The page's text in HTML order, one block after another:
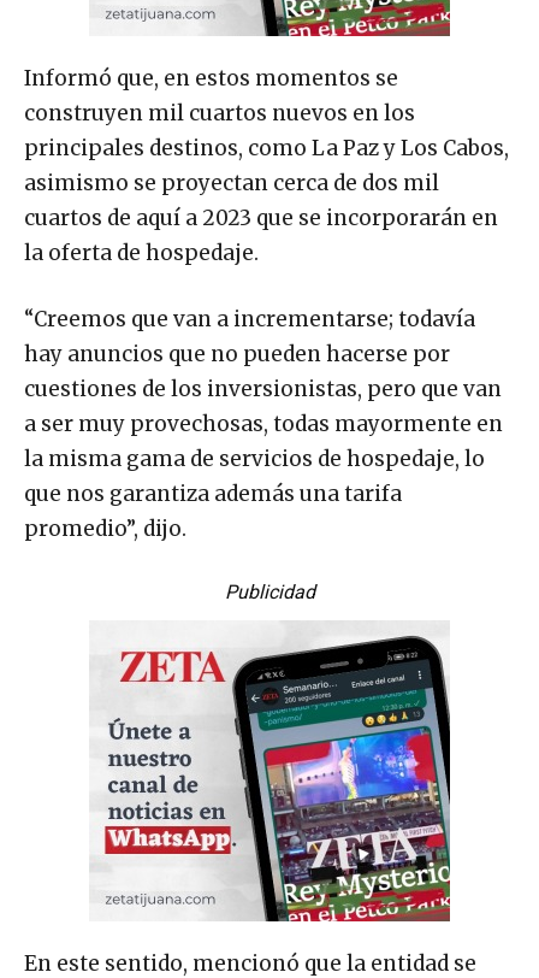
Informó que, en estos momentos se
construyen mil cuartos nuevos en los
principales destinos, como La Paz y Los Cabos,
asimismo se proyectan cerca de dos mil
cuartos de aquí a 2023 que se incorporarán en
la oferta de hospedaje.
“Creemos que van a incrementarse; todavía
hay anuncios que no pueden hacerse por
cuestiones de los inversionistas, pero que van
a ser muy provechosas, todas mayormente en
la misma gama de servicios de hospedaje, lo
que nos garantiza además una tarifa
promedio”, dijo.
Publicidad
En este sentido, mencionó que la entidad se